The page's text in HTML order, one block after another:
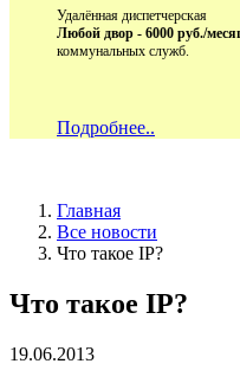
Удалённая диспетчерская
Любой двор - 6000 руб./
коммунальных служб.
Подробнее..
Главная
Все новости
Что такое IP?
Что такое IP?
19.06.2013